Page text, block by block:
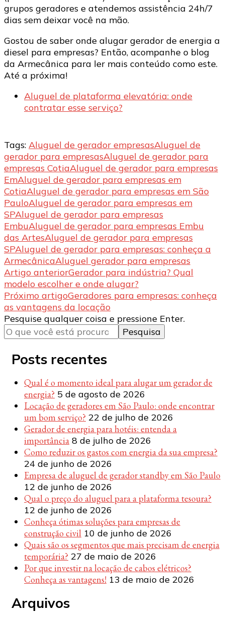
grupos geradores e atendemos assistência 24h/7
dias sem deixar você na mão.
Gostou de saber onde alugar gerador de energia a
diesel para empresas? Então, acompanhe o blog
da Armecânica para ler mais conteúdo como este.
Até a próxima!
Aluguel de plataforma elevatória: onde
contratar esse serviço?
Tags: Aluguel de gerador empresasAluguel de
gerador para empresasAluguel de gerador para
empresas CotiaAluguel de gerador para empresas
EmAluguel de gerador para empresas em
CotiaAluguel de gerador para empresas em São
PauloAluguel de gerador para empresas em
SPAluguel de gerador para empresas
EmbuAluguel de gerador para empresas Embu
das ArtesAluguel de gerador para empresas
SPAluguel de gerador para empresas: conheça a
ArmecânicaAluguel gerador para empresas
Navegação de post
Artigo anteriorGerador para indústria? Qual
modelo escolher e onde alugar?
Próximo artigoGeradores para empresas: conheça
as vantagens da locação
Procurando
algo?
Pesquise qualquer coisa e pressione Enter.
Posts recentes
Qual é o momento ideal para alugar um gerador de
energia? 5 de agosto de 2026
Locação de geradores em São Paulo: onde encontrar
um bom serviço? 22 de julho de 2026
Gerador de energia para hotéis: entenda a
importância 8 de julho de 2026
Como reduzir os gastos com energia da sua empresa?
24 de junho de 2026
Empresa de aluguel de gerador standby em São Paulo
12 de junho de 2026
Qual o preço do aluguel para a plataforma tesoura?
12 de junho de 2026
Conheça ótimas soluções para empresas de
construção civil 10 de junho de 2026
Quais são os segmentos que mais precisam de energia
temporária? 27 de maio de 2026
Por que investir na locação de cabos elétricos?
Conheça as vantagens! 13 de maio de 2026
Arquivos